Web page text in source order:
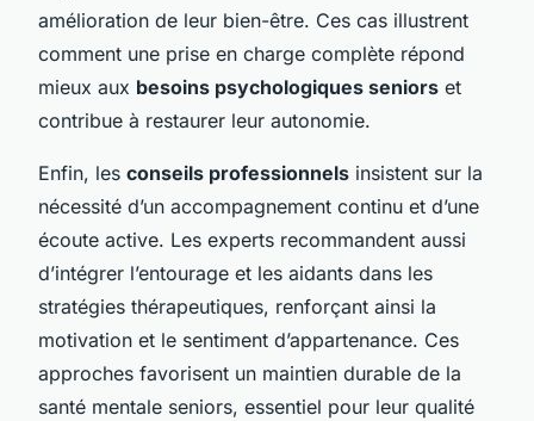
amélioration de leur bien-être. Ces cas illustrent
comment une prise en charge complète répond
mieux aux besoins psychologiques seniors et
contribue à restaurer leur autonomie.
Enfin, les conseils professionnels insistent sur la
nécessité d’un accompagnement continu et d’une
écoute active. Les experts recommandent aussi
d’intégrer l’entourage et les aidants dans les
stratégies thérapeutiques, renforçant ainsi la
motivation et le sentiment d’appartenance. Ces
approches favorisent un maintien durable de la
santé mentale seniors, essentiel pour leur qualité